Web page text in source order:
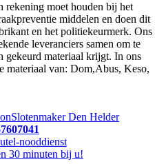
rekening moet houden bij het
middelen en doen dit
en het politiekeurmerk. Ons
leveranciers samen om te
gekeurd materiaal krijgt. In ons
materiaal van: Dom,Abus, Keso,
Slotenmaker Den Helder
nooddienst
30 minuten bij u!